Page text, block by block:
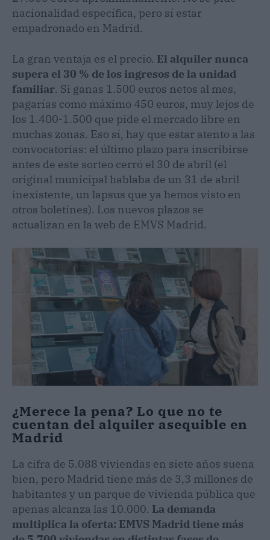
nacionalidad específica, pero sí estar
empadronado en Madrid.
La gran ventaja es el precio. El alquiler nunca
supera el 30 % de los ingresos de la unidad
familiar. Si ganas 1.500 euros netos al mes,
pagarías como máximo 450 euros, muy lejos de
los 1.400-1.500 que pide el mercado libre en
muchas zonas. Eso sí, hay que estar atento a las
convocatorias: el último plazo para inscribirse
antes de este sorteo cerró el 30 de abril (el
original municipal hablaba de un 31 de abril
inexistente, un lapsus que ya hemos visto en
otros boletines). Los nuevos plazos se
actualizan en la web de EMVS Madrid.
¿Merece la pena? Lo que no te
cuentan del alquiler asequible en
Madrid
La cifra de 5.088 viviendas en siete años suena
bien, pero Madrid tiene más de 3,3 millones de
habitantes y un parque de vivienda pública que
apenas alcanza las 10.000. La demanda
multiplica la oferta: EMVS Madrid tiene más